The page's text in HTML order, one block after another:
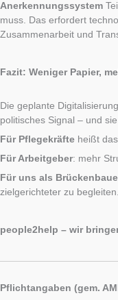
Anerkennungssystem
muss. Das erfordert
Zusammenarbeit und
Fazit: Weniger Papier,
Die geplante
politisches Signal – und
Für Pflegekräfte heißt
Für Arbeitgeber: mehr
Für uns als
zielgerichteter zu begleiten.
people2help – wir
Pflichtangaben (gem.